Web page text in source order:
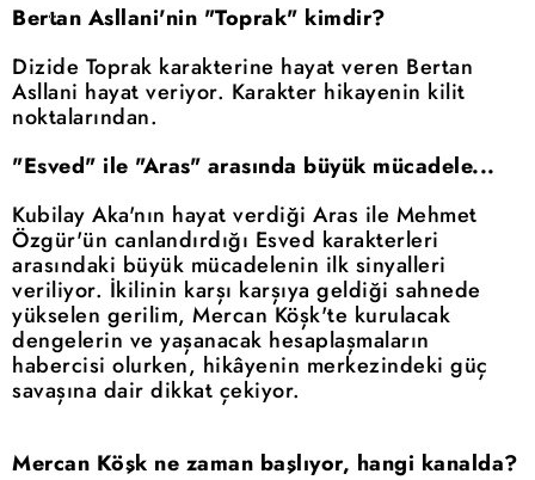
Bertan Asllani'nin "Toprak" kimdir?
Dizide Toprak karakterine hayat veren Bertan
Asllani hayat veriyor. Karakter hikayenin kilit
noktalarından.
"Esved" ile "Aras" arasında büyük mücadele...
Kubilay Aka'nın hayat verdiği Aras ile Mehmet
Özgür'ün canlandırdığı Esved karakterleri
arasındaki büyük mücadelenin ilk sinyalleri
veriliyor. İkilinin karşı karşıya geldiği sahnede
yükselen gerilim, Mercan Köşk'te kurulacak
dengelerin ve yaşanacak hesaplaşmaların
habercisi olurken, hikâyenin merkezindeki güç
savaşına dair dikkat çekiyor.
Mercan Köşk ne zaman başlıyor, hangi kanalda?